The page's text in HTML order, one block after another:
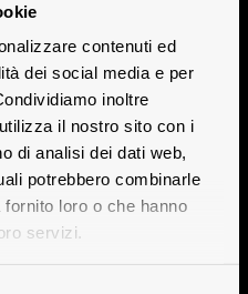
contenuti ed
dei social media e per
inoltre
il nostro sito con i
di analisi dei dati web,
potrebbero combinarle
loro o che hanno
servizi.